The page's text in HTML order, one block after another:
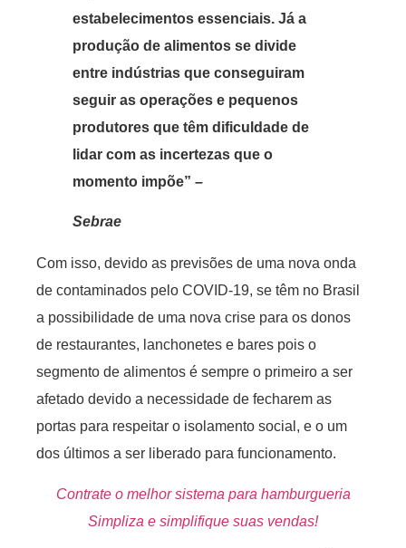
estabelecimentos essenciais. Já a
produção de alimentos se divide
entre indústrias que conseguiram
seguir as operações e pequenos
produtores que têm dificuldade de
lidar com as incertezas que o
momento impõe” –
Sebrae
Com isso, devido as previsões de uma nova onda
de contaminados pelo COVID-19, se têm no Brasil
a possibilidade de uma nova crise para os donos
de restaurantes, lanchonetes e bares pois o
segmento de alimentos é sempre o primeiro a ser
afetado devido a necessidade de fecharem as
portas para respeitar o isolamento social, e o um
dos últimos a ser liberado para funcionamento.
Contrate o melhor sistema para hamburgueria
Simpliza e simplifique suas vendas!